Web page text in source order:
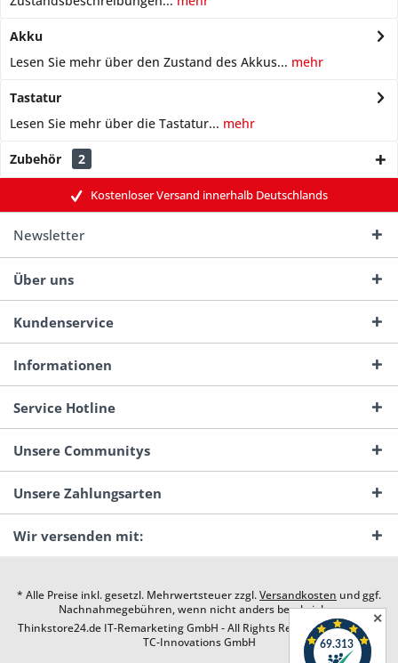
Akku
Lesen Sie mehr über den Zustand des Akkus... mehr
Tastatur
Lesen Sie mehr über die Tastatur... mehr
Zubehör 2
Kostenloser Versand innerhalb Deutschlands
Newsletter
Über uns
Kundenservice
Informationen
Service Hotline
Unsere Communitys
Unsere Zahlungsarten
Wir versenden mit:
* Alle Preise inkl. gesetzl. Mehrwertsteuer zzgl.Versandkosten und ggf.
Nachnahmegebühren, wenn nicht anders beschrieben
Thinkstore24.de IT-Remarketing GmbH - All Rights Reserved. Design by
TC-Innovations GmbH
✕